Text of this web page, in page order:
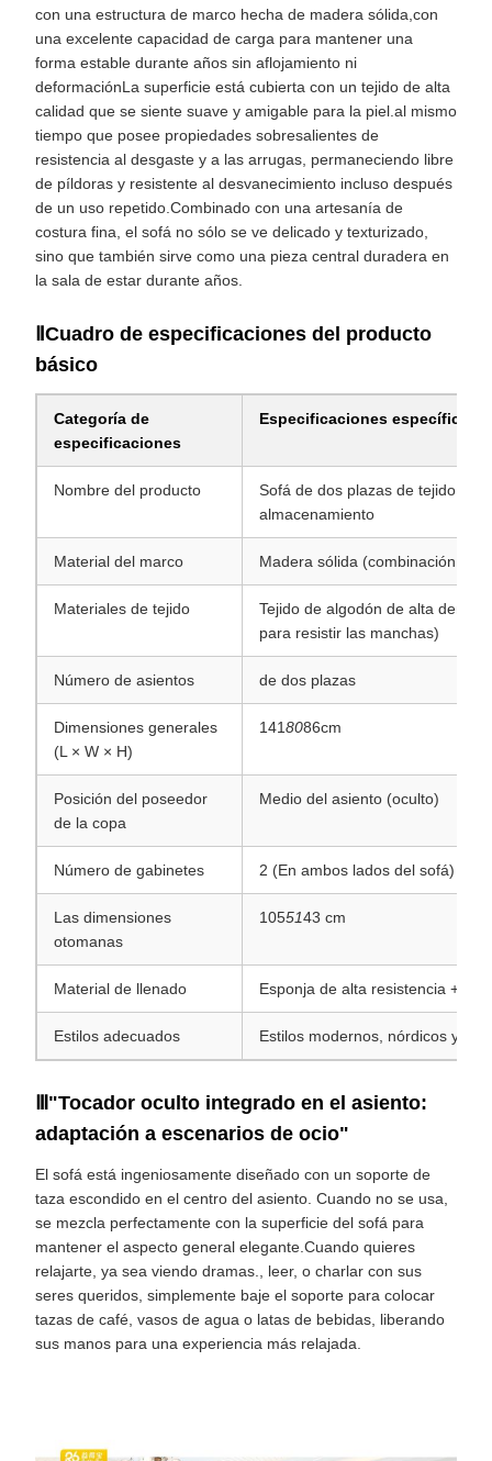
con una estructura de marco hecha de madera sólida,con
una excelente capacidad de carga para mantener una
forma estable durante años sin aflojamiento ni
deformaciónLa superficie está cubierta con un tejido de alta
calidad que se siente suave y amigable para la piel.al mismo
tiempo que posee propiedades sobresalientes de
resistencia al desgaste y a las arrugas, permaneciendo libre
de píldoras y resistente al desvanecimiento incluso después
de un uso repetido.Combinado con una artesanía de
costura fina, el sofá no sólo se ve delicado y texturizado,
sino que también sirve como una pieza central duradera en
la sala de estar durante años.
ⅡCuadro de especificaciones del producto
básico
Categoría de
especificaciones
Especificaciones específicas
Nombre del producto
Sofá de dos plazas de tejido de
almacenamiento
Material del marco Madera sólida (combinación de
Materiales de tejido
Tejido de algodón de alta
para resistir las manchas)
Número de asientos de dos plazas
Dimensiones generales
(L × W × H)
1418086cm
Posición del poseedor
de la copa
Medio del asiento (oculto)
Número de gabinetes 2 (En ambos lados del sofá)
Las dimensiones
otomanas
1055143 cm
Material de llenado Esponja de alta resistencia +
Estilos adecuados Estilos modernos, nórdicos y
Ⅲ"Tocador oculto integrado en el asiento:
adaptación a escenarios de ocio"
El sofá está ingeniosamente diseñado con un soporte de
taza escondido en el centro del asiento. Cuando no se usa,
se mezcla perfectamente con la superficie del sofá para
mantener el aspecto general elegante.Cuando quieres
relajarte, ya sea viendo dramas., leer, o charlar con sus
seres queridos, simplemente baje el soporte para colocar
tazas de café, vasos de agua o latas de bebidas, liberando
sus manos para una experiencia más relajada.